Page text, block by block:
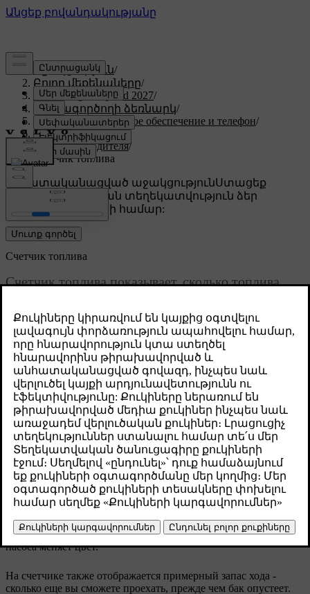
Աջակցություն/
Բոլոր մեքենաները/
XC60 Plug-in Hybrid 2027/
Օգտագործողի ձեռնարկ/
Дисплей, программное обеспечение и телефон/
Дисплеи/
Дисплей водителя/
Счетчик топлива
Անհատականացված աջակցությունՍտացեք
համապատասխան տեղեկատվություն ձեր
կոնկրետ մեքենայի համար:
Մուտք գործել
Թարմացված 18.09.2025
Счетчик топлива
Счетчик топлива показывает, сколько топлива
запас хода.
На дисплее водителя постоянно отображается счетчик
топлива.
Остаток топлива
Счетчик топлива показывает количество топлива,
оставшегося в баке вашего автомобиля. Когда в баке
автомобиля заканчивается топливо, символ топливного
насоса меняет цвет.
На счетчике также отображается примерный запас хода -
сколько еще вы сможете проехать, прежде чем бак опустеет.